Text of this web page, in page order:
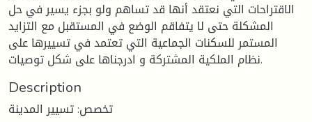
الاقتراحات التي نعتقد أنها قد تساهم ولو بجزء يسير في حل
المشكلة حتى لا يتفاقم الوضع في المستقبل مع التزايد
المستمر للسكنات الجماعية التي تعتمد في تسييرها على
نظام الملكية المشتركة و ادرجناها على شكل توصيات.
Description
تخصص: تسيير المدينة